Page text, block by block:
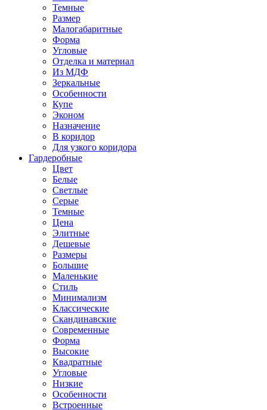
Темные
Размер
Малогабаритные
Форма
Угловые
Отделка и материал
Из МДФ
Зеркальные
Особенности
Купе
Эконом
Назначение
В коридор
Для узкого коридора
Гардеробные
Цвет
Белые
Светлые
Серые
Темные
Цена
Элитные
Дешевые
Размеры
Большие
Маленькие
Стиль
Минимализм
Классические
Скандинавские
Современные
Форма
Высокие
Квадратные
Угловые
Низкие
Особенности
Встроенные